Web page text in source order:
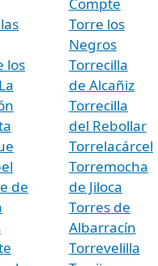
los
de
Torre los
Negros
Torrecilla
de Alcañiz
Torrecilla
del Rebollar
Torrelacárcel
Torremocha
de Jiloca
Torres de
Albarracín
Torrevelilla